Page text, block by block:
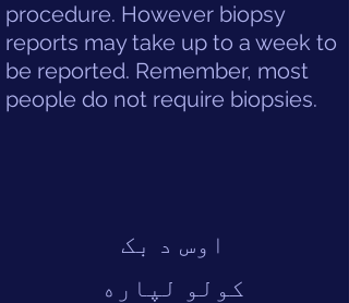
procedure. However biopsy
reports may take up to a week to
be reported. Remember, most
people do not require biopsies.
اوس د بک
کولو لپاره